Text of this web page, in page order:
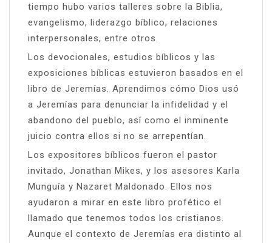
tiempo hubo varios talleres sobre la Biblia,
evangelismo, liderazgo bíblico, relaciones
interpersonales, entre otros.
Los devocionales, estudios bíblicos y las
exposiciones bíblicas estuvieron basados en el
libro de Jeremías. Aprendimos cómo Dios usó
a Jeremías para denunciar la infidelidad y el
abandono del pueblo, así como el inminente
juicio contra ellos si no se arrepentían.
Los expositores bíblicos fueron el pastor
invitado, Jonathan Mikes, y los asesores Karla
Munguía y Nazaret Maldonado. Ellos nos
ayudaron a mirar en este libro profético el
llamado que tenemos todos los cristianos.
Aunque el contexto de Jeremías era distinto al